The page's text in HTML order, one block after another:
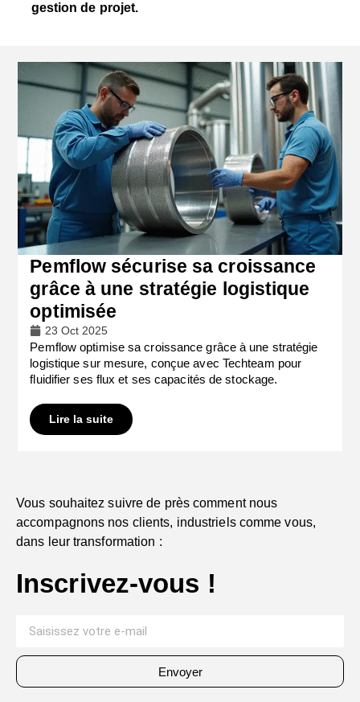
gestion de projet.
Pemflow sécurise sa croissance
grâce à une stratégie logistique
optimisée
23 Oct 2025
Pemflow optimise sa croissance grâce à une stratégie
logistique sur mesure, conçue avec Techteam pour
fluidifier ses flux et ses capacités de stockage.
Lire la suite
Vous souhaitez suivre de près comment nous
accompagnons nos clients, industriels comme vous,
dans leur transformation :
Inscrivez-vous !
Envoyer